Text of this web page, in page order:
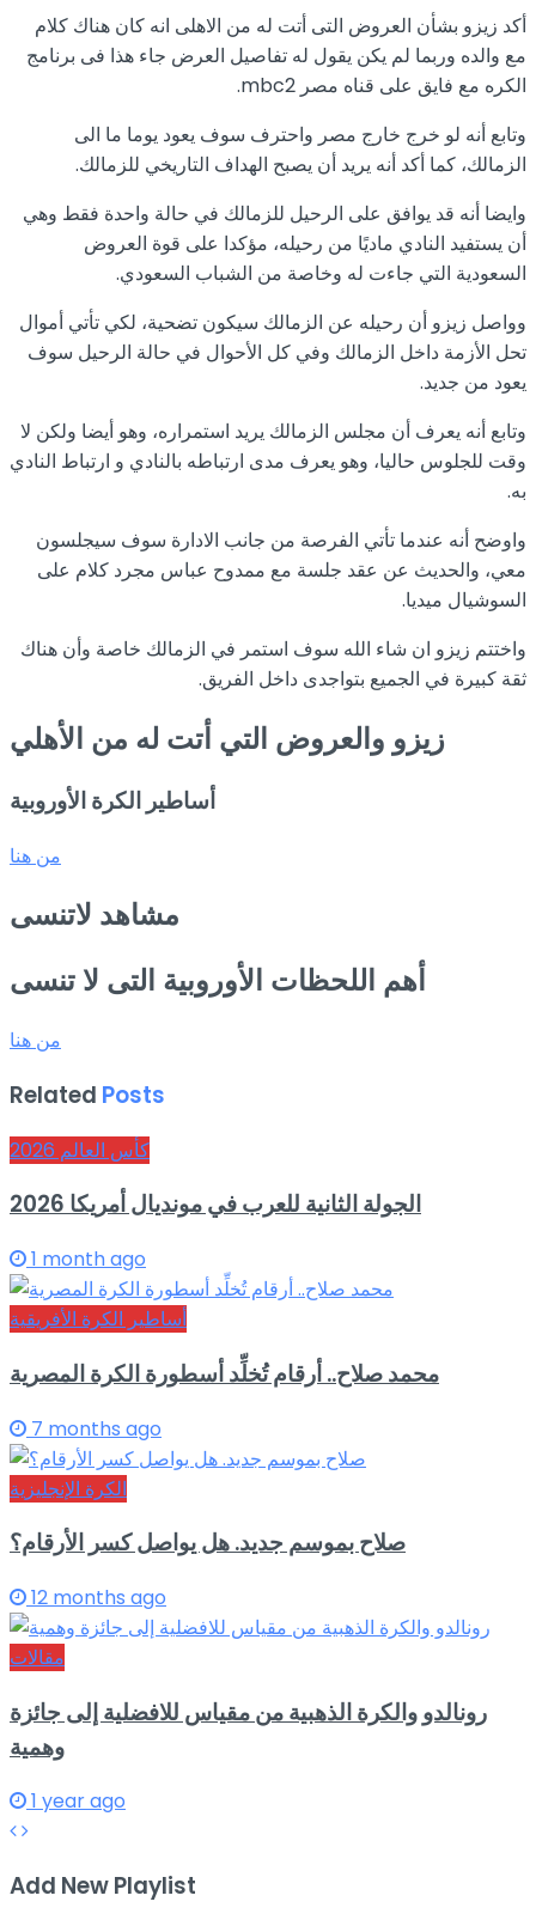
أكد زيزو بشأن العروض التى أتت له من الاهلى انه كان هناك كلام
مع والده وربما لم يكن يقول له تفاصيل العرض جاء هذا فى برنامج
الكره مع فايق على قناه مصر mbc2.
وتابع أنه لو خرج خارج مصر واحترف سوف يعود يوما ما الى
الزمالك، كما أكد أنه يريد أن يصبح الهداف التاريخي للزمالك.
وايضا أنه قد يوافق على الرحيل للزمالك في حالة واحدة فقط وهي
أن يستفيد النادي ماديًا من رحيله، مؤكدا على قوة العروض
السعودية التي جاءت له وخاصة من الشباب السعودي.
وواصل زيزو أن رحيله عن الزمالك سيكون تضحية، لكي تأتي أموال
تحل الأزمة داخل الزمالك وفي كل الأحوال في حالة الرحيل سوف
يعود من جديد.
وتابع أنه يعرف أن مجلس الزمالك يريد استمراره، وهو أيضا ولكن لا
وقت للجلوس حاليا، وهو يعرف مدى ارتباطه بالنادي و ارتباط النادي
به.
واوضح أنه عندما تأتي الفرصة من جانب الادارة سوف سيجلسون
معي، والحديث عن عقد جلسة مع ممدوح عباس مجرد كلام على
السوشيال ميديا.
واختتم زيزو ان شاء الله سوف استمر في الزمالك خاصة وأن هناك
ثقة كبيرة في الجميع بتواجدى داخل الفريق.
زيزو والعروض التي أتت له من الأهلي
أساطير الكرة الأوروبية
من هنا
مشاهد لاتنسى
أهم اللحظات الأوروبية التى لا تنسى
من هنا
Related Posts
كأس العالم 2026
الجولة الثانية للعرب في مونديال أمريكا 2026
1 month ago
أساطير الكرة الأفريقية
محمد صلاح.. أرقام تُخلِّد أسطورة الكرة المصرية
7 months ago
الكرة الإنجليزية
صلاح بموسم جديد. هل يواصل كسر الأرقام؟
12 months ago
مقالات
رونالدو والكرة الذهبية من مقياس للافضلية إلى جائزة
وهمية
1 year ago
Add New Playlist